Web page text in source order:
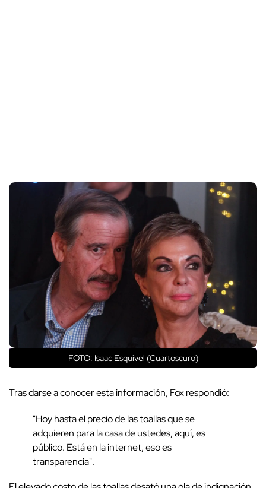
FOTO: Isaac Esquivel (Cuartoscuro)
Tras darse a conocer esta información, Fox respondió:
"Hoy hasta el precio de las toallas que se
adquieren para la casa de ustedes, aquí, es
público. Está en la internet, eso es
transparencia".